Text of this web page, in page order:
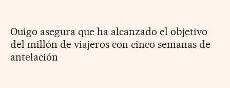
Ouigo asegura que ha alcanzado el objetivo
del millón de viajeros con cinco semanas de
antelación